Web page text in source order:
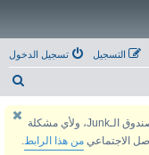
تسجيل الدخول التسجيل
يمكنك التسجيل والتفعيل عبر بريدك الالكتروني، راجع صندوق الـJunk، ولأي مشكلة
الاجتماعي من هذا الرابط.